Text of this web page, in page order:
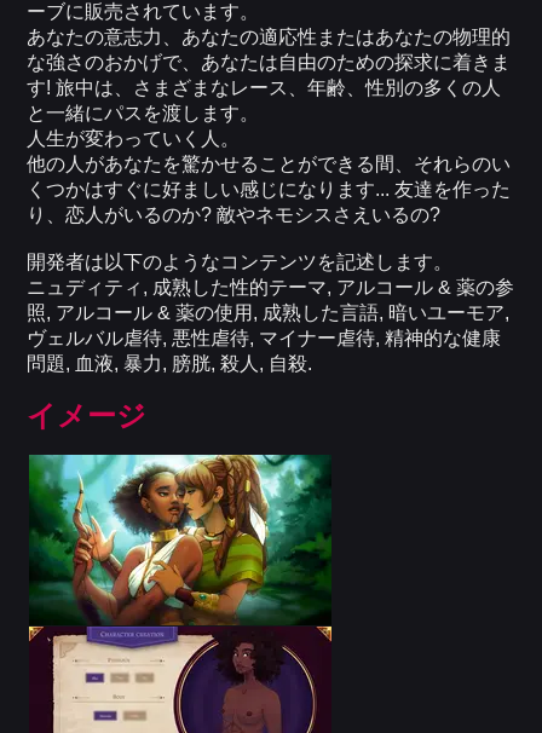
ーブに販売されています。
あなたの意志力、あなたの適応性またはあなたの物理的
な強さのおかげで、あなたは自由のための探求に着きま
す! 旅中は、さまざまなレース、年齢、性別の多くの人
と一緒にパスを渡します。
人生が変わっていく人。
他の人があなたを驚かせることができる間、それらのい
くつかはすぐに好ましい感じになります... 友達を作った
り、恋人がいるのか? 敵やネモシスさえいるの?
開発者は以下のようなコンテンツを記述します。
ニュディティ, 成熟した性的テーマ, アルコール & 薬の参
照, アルコール & 薬の使用, 成熟した言語, 暗いユーモア,
ヴェルバル虐待, 悪性虐待, マイナー虐待, 精神的な健康
問題, 血液, 暴力, 膀胱, 殺人, 自殺.
イメージ